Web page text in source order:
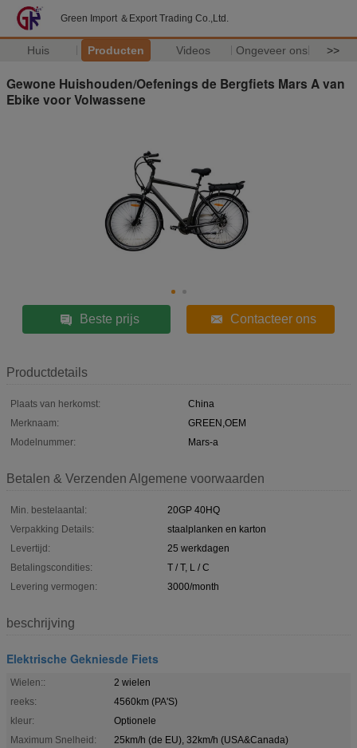
Green Import ＆Export Trading Co.,Ltd.
Huis Producten Videos Ongeveer ons >>
Gewone Huishouden/Oefenings de Bergfiets Mars A van
Ebike voor Volwassene
Beste prijs Contacteer ons
Productdetails
Plaats van herkomst:
China
Merknaam:
GREEN,OEM
Modelnummer:
Mars-a
Betalen & Verzenden Algemene voorwaarden
Min. bestelaantal:
20GP 40HQ
Verpakking Details:
staalplanken en karton
Levertijd:
25 werkdagen
Betalingscondities:
T / T, L / C
Levering vermogen:
3000/month
beschrijving
Elektrische Gekniesde Fiets
Wielen::
2 wielen
reeks:
4560km (PA'S)
kleur:
Optionele
Maximum Snelheid:
25km/h (de EU), 32km/h (USA&Canada)